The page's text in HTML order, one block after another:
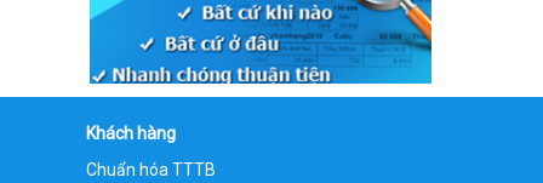
Khách hàng
Chuẩn hóa TTTB